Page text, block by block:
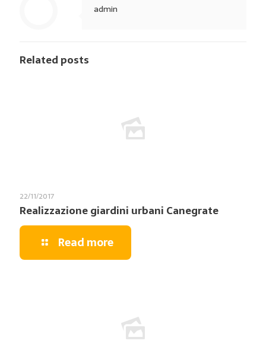
admin
Related posts
22/11/2017
Realizzazione giardini urbani Canegrate
Read more